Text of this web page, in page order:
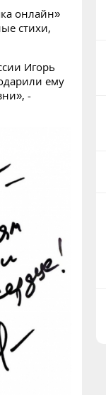
онлайн»
стихи,
Игорь
ему
-